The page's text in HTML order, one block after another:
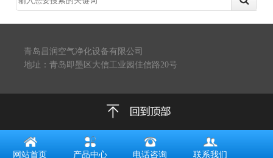
青岛昌润空气净化设备有限公司
地址：青岛即墨区大信工业园佳信路20号
网站首页 产品中心 电话咨询 联系我们